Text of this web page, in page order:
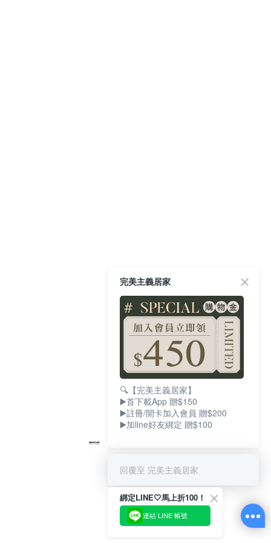
完美主義居家
🔍【完美主義居家】
▶️首下載App 贈$150
▶️註冊/開卡加入會員 贈$200
▶️加line好友綁定 贈$100
回覆至 完美主義居家
綁定LINE🤍馬上折100！
連結 LINE 帳號